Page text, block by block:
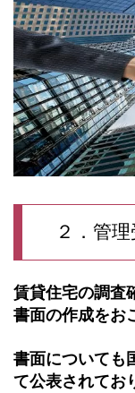
２．管
賃貸住宅の調査
書面の作成をお
書面についても
て公表されてお